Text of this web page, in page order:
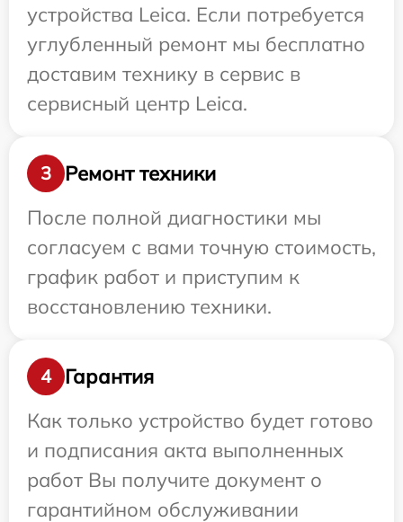
устройства Leica. Если потребуется
углубленный ремонт мы бесплатно
доставим технику в сервис в
сервисный центр Leica.
3
Ремонт техники
После полной диагностики мы
согласуем с вами точную стоимость,
график работ и приступим к
восстановлению техники.
4
Гарантия
Как только устройство будет готово
и подписания акта выполненных
работ Вы получите документ о
гарантийном обслуживании